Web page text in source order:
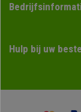
Hulp bij uw